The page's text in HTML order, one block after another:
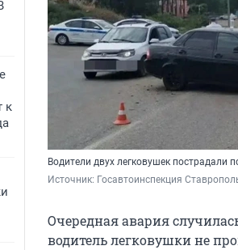
к
Водители двух легковушек пострадали
Источник: Госавтоинспекция
Очередная авария
водитель легковушки не